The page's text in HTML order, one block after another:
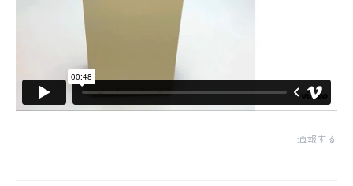
通報する